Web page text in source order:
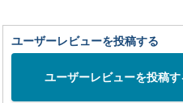
ユーザーレビューを投稿する
ユーザーレビューを投稿す